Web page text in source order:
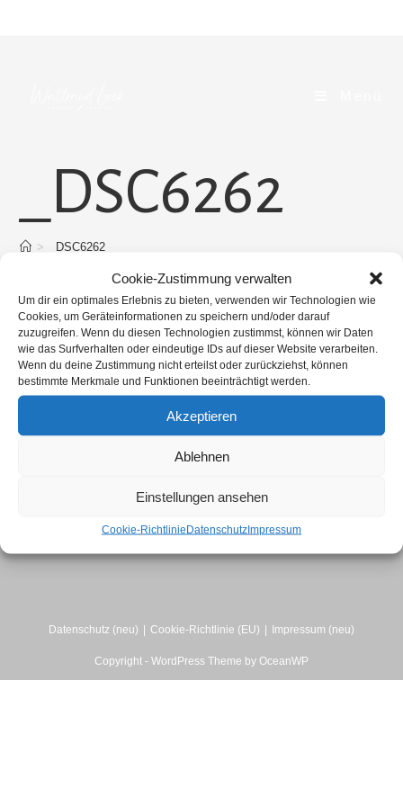
Cookie-Zustimmung verwalten
Um dir ein optimales Erlebnis zu bieten, verwenden wir Technologien wie
Cookies, um Geräteinformationen zu speichern und/oder darauf
zuzugreifen. Wenn du diesen Technologien zustimmst, können wir Daten
wie das Surfverhalten oder eindeutige IDs auf dieser Website verarbeiten.
Wenn du deine Zustimmung nicht erteilst oder zurückziehst, können
bestimmte Merkmale und Funktionen beeinträchtigt werden.
Akzeptieren
Ablehnen
Einstellungen ansehen
Cookie-RichtlinieDatenschutzImpressum
_DSC6262
> _DSC6262
Datenschutz (neu) Cookie-Richtlinie (EU) Impressum (neu)
Copyright - WordPress Theme by OceanWP